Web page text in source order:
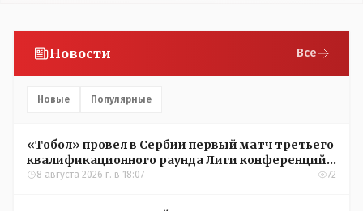
Новости Все
Новые Популярные
«Тобол» провел в Сербии первый матч третьего
квалификационного раунда Лиги конференций
УЕФА
8 августа 2026 г. в 18:07 72